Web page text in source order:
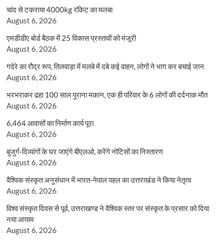
चांद से टकराया 4000kg रॉकेट का मलबा
August 6, 2026
एमडीडीए बोर्ड बैठक में 25 विकास प्रस्तावों को मंजूरी
August 6, 2026
गदेरे का रौद्र रूप, तिलवाड़ा में मलबे में दबे कई वाहन, लोगों ने भाग कर बचाई जान
August 6, 2026
भरभराकर ढहा 100 साल पुराना मकान, एक ही परिवार के 6 लोगों की दर्दनाक मौत
August 6, 2026
6,464 आवासों का निर्माण कार्य पूरा
August 6, 2026
बुजुर्ग-दिव्यांगों के घर जाएंगे बीएलओ, करेंगे नोटिसों का निस्तारण
August 6, 2026
वैश्विक संस्कृत अनुसंधान में भारत-नेपाल पहल का उत्तराखंड ने किया नेतृत्व
August 6, 2026
विश्व संस्कृत दिवस से पूर्व, उत्तराखण्ड ने वैश्विक स्तर पर संस्कृत के प्रसार को दिया
नया आयाम
August 6, 2026